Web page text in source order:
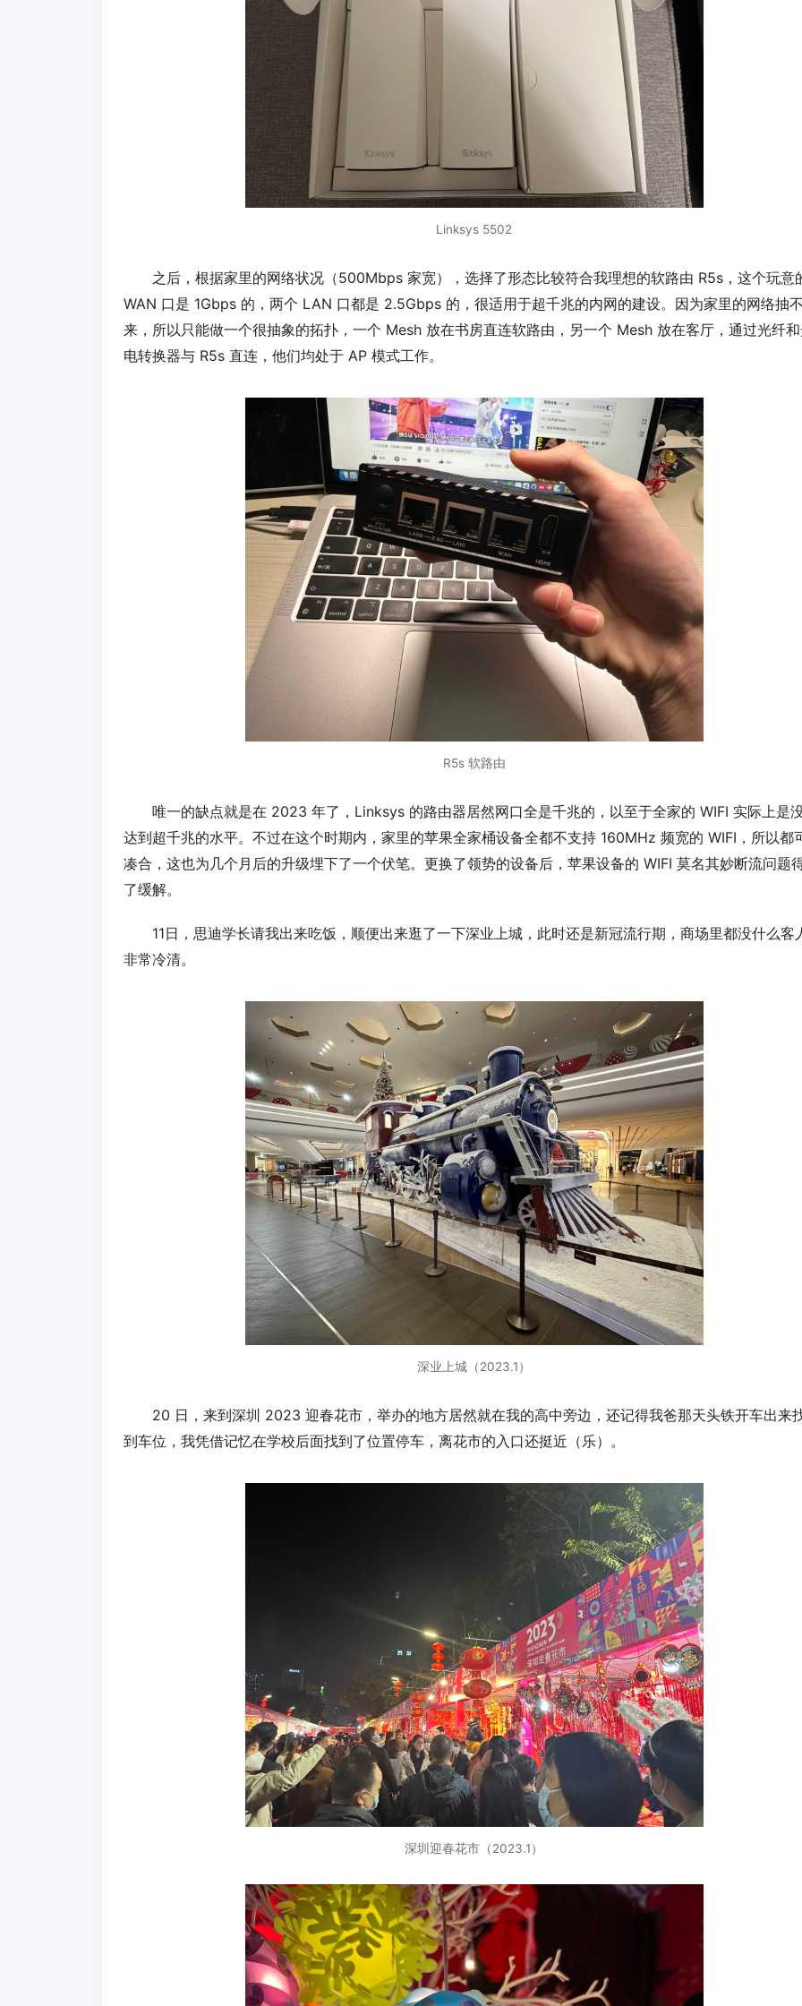
Linksys 5502
之后，根据家里的网络状况（500Mbps 家宽），选择了形态比较符合我理想的软路由 R5s，这个玩意
WAN 口是 1Gbps 的，两个 LAN 口都是 2.5Gbps 的，很适用于超千兆的内网的建设。因为家里的网络抽
来，所以只能做一个很抽象的拓扑，一个 Mesh 放在书房直连软路由，另一个 Mesh 放在客厅，通过光纤
电转换器与 R5s 直连，他们均处于 AP 模式工作。
R5s 软路由
唯一的缺点就是在 2023 年了，Linksys 的路由器居然网口全是千兆的，以至于全家的 WIFI 实际上是
达到超千兆的水平。不过在这个时期内，家里的苹果全家桶设备全都不支持 160MHz 频宽的 WIFI，所以都
凑合，这也为几个月后的升级埋下了一个伏笔。更换了领势的设备后，苹果设备的 WIFI 莫名其妙断流问题
了缓解。
11日，思迪学长请我出来吃饭，顺便出来逛了一下深业上城，此时还是新冠流行期，商场里都没什么客
非常冷清。
深业上城（2023.1）
20 日，来到深圳 2023 迎春花市，举办的地方居然就在我的高中旁边，还记得我爸那天头铁开车出来
到车位，我凭借记忆在学校后面找到了位置停车，离花市的入口还挺近（乐）。
深圳迎春花市（2023.1）